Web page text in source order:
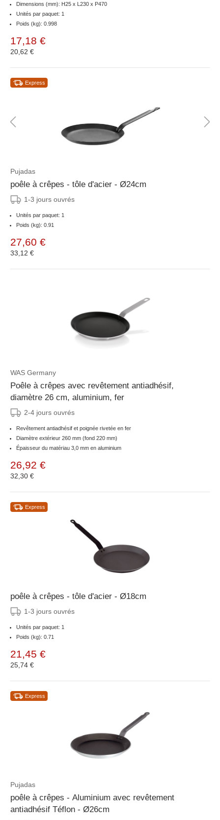
Dimensions (mm): H25 x L230 x P470
Unités par paquet: 1
Poids (kg): 0.998
17,18 €
20,62 €
Express
Pujadas
poêle à crêpes - tôle d'acier - Ø24cm
1-3 jours ouvrés
Unités par paquet: 1
Poids (kg): 0.91
27,60 €
33,12 €
WAS Germany
Poêle à crêpes avec revêtement antiadhésif,
diamètre 26 cm, aluminium, fer
2-4 jours ouvrés
Revêtement antiadhésif et poignée rivetée en fer
Diamètre extérieur 260 mm (fond 220 mm)
Épaisseur du matériau 3,0 mm en aluminium
26,92 €
32,30 €
Express
poêle à crêpes - tôle d'acier - Ø18cm
1-3 jours ouvrés
Unités par paquet: 1
Poids (kg): 0.71
21,45 €
25,74 €
Express
Pujadas
poêle à crêpes - Aluminium avec revêtement
antiadhésif Téflon - Ø26cm